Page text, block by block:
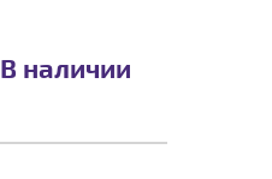
В наличии